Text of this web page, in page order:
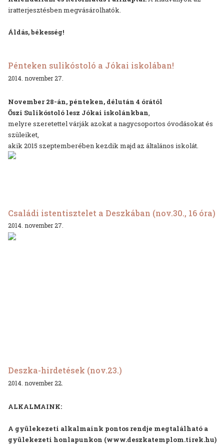
iratterjesztésben megvásárolhatók.
Áldás, békesség!
Pénteken sulikóstoló a Jókai iskolában!
2014. november 27.
November 28-án, pénteken, délután 4 órától
Őszi Sulikóstoló lesz Jókai iskolánkban,
melyre szeretettel várjákazokat a nagycsoportos óvodásokat és
szüleiket,
akik 2015 szeptemberében kezdik majd az általános iskolát.
Családi istentisztelet a Deszkában (nov.30., 16 óra)
2014. november 27.
Deszka-hirdetések (nov.23.)
2014. november 22.
ALKALMAINK:
A gyülekezeti alkalmaink pontos rendje megtalálható a
gyülekezeti honlapunkon (www.deszkatemplom.tirek.hu)